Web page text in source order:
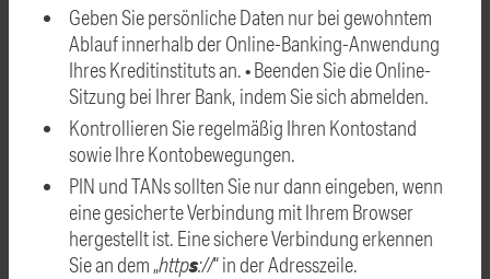
Geben Sie persönliche Daten nur bei gewohntem
Ablauf innerhalb der Online-Banking-Anwendung
Ihres Kreditinstituts an. • Beenden Sie die Online-
Sitzung bei Ihrer Bank, indem Sie sich abmelden.
Kontrollieren Sie regelmäßig Ihren Kontostand
sowie Ihre Kontobewegungen.
PIN und TANs sollten Sie nur dann eingeben, wenn
eine gesicherte Verbindung mit Ihrem Browser
hergestellt ist. Eine sichere Verbindung erkennen
Sie an dem „https://“ in der Adresszeile.